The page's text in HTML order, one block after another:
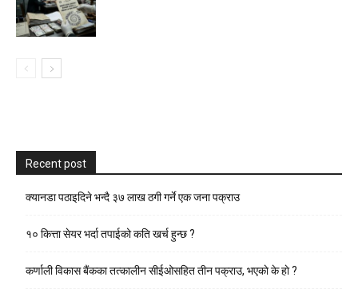
Recent post
क्यानडा पठाइदिने भन्दै ३७ लाख ठगी गर्ने एक जना पक्राउ
१० कित्ता सेयर भर्दा तपाईको कति खर्च हुन्छ ?
कर्णाली विकास बैंकका तत्कालीन सीईओसहित तीन पक्राउ, भएकाे के हाे ?